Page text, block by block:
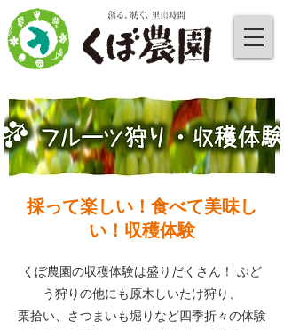
採って楽しい！食べて美味し
い！収穫体験
くぼ農園の収穫体験は盛りだくさん！ ぶど
う狩りの他にも原木しいたけ狩り、
栗拾い、さつまいも堀りなど四季折々の体験